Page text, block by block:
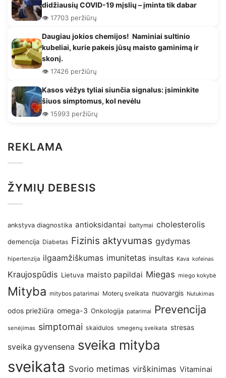
didžiausių COVID-19 mįslių – įminta tik dabar
👁️ 17703 peržiūrų
Daugiau jokios chemijos! Naminiai sultinio
kubeliai, kurie pakeis jūsų maisto gaminimą ir
skonį.
👁️ 17426 peržiūrų
Kasos vėžys tyliai siunčia signalus: įsiminkite
šiuos simptomus, kol nevėlu
👁️ 15993 peržiūrų
REKLAMA
ŽYMIŲ DEBESIS
ankstyva diagnostika antioksidantai baltymai cholesterolis
demencija Diabetas Fizinis aktyvumas gydymas
hipertenzija ilgaamžiškumas imunitetas insultas Kava kofeinas
Kraujospūdis Lietuva maisto papildai Miegas miego kokybė
Mityba mitybos patarimai Moterų sveikata nuovargis Nutukimas
odos priežiūra omega-3 Onkologija patarimai Prevencija
senėjimas simptomai skaidulos smegenų sveikata stresas
sveika gyvensena sveika mityba
sveikata Svorio metimas virškinimas Vitaminai